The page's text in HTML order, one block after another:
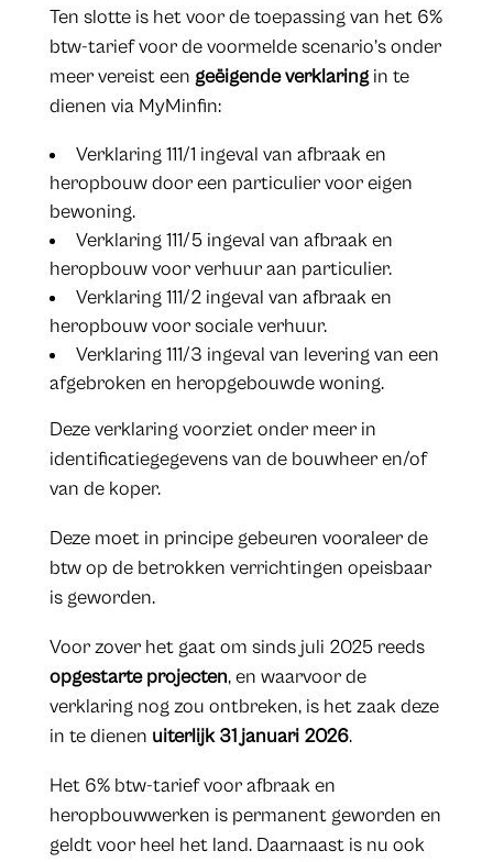
Ten slotte is het voor de toepassing van het 6%
btw-tarief voor de voormelde scenario’s onder
meer vereist een geëigende verklaringin te
dienen via MyMinfin:
Verklaring 111/1 ingeval van afbraak en
heropbouw door een particulier voor eigen
bewoning.
Verklaring 111/5 ingeval van afbraak en
heropbouw voor verhuur aan particulier.
Verklaring 111/2 ingeval van afbraak en
heropbouw voor sociale verhuur.
Verklaring 111/3 ingeval van levering van een
afgebroken en heropgebouwde woning.
Deze verklaring voorziet onder meer in
identificatiegegevens van de bouwheer en/of
van de koper.
Deze moet in principe gebeuren vooraleer de
btw op de betrokken verrichtingen opeisbaar
is geworden.
Voor zover het gaat om sinds juli 2025 reeds
opgestarte projecten, en waarvoor de
verklaring nog zou ontbreken, is het zaak deze
in te dienen uiterlijk 31 januari 2026.
Het 6% btw-tarief voor afbraak en
heropbouwwerken is permanent geworden en
geldt voor heel het land. Daarnaast is nu ook